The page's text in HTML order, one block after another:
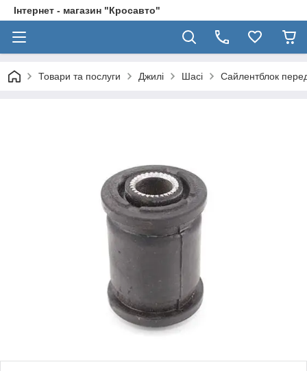
Інтернет - магазин "Кросавто"
Товари та послуги Джилі Шасі Сайлентблок